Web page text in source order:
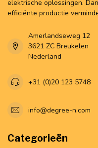
elektrische oplossingen.
efficiënte productie
Amerlandseweg 12
3621 ZC Breukelen
Nederland
+31 (0)20 123 5748
info@degree-n.com
Categorieën